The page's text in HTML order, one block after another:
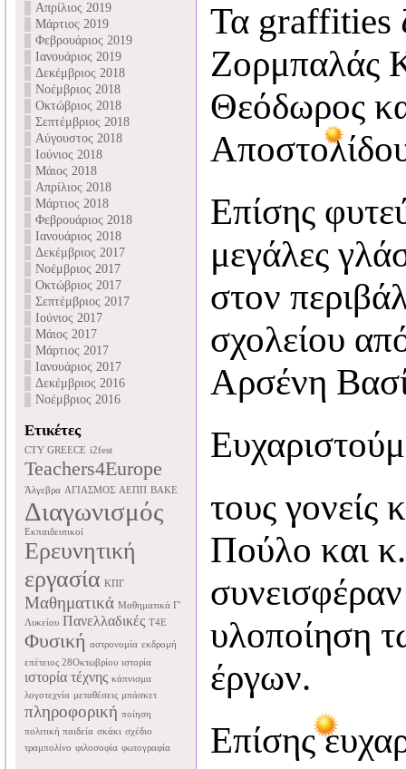
Απρίλιος 2019
Μάρτιος 2019
Φεβρουάριος 2019
Ιανουάριος 2019
Δεκέμβριος 2018
Νοέμβριος 2018
Οκτώβριος 2018
Σεπτέμβριος 2018
Αύγουστος 2018
Ιούνιος 2018
Μάιος 2018
Απρίλιος 2018
Μάρτιος 2018
Φεβρουάριος 2018
Ιανουάριος 2018
Δεκέμβριος 2017
Νοέμβριος 2017
Οκτώβριος 2017
Σεπτέμβριος 2017
Ιούνιος 2017
Μάιος 2017
Μάρτιος 2017
Ιανουάριος 2017
Δεκέμβριος 2016
Νοέμβριος 2016
Ετικέτες
CTY GREECE i2fest
Teachers4Europe
Άλγεβρα ΑΓΙΑΣΜΟΣ ΑΕΠΠ ΒΑΚΕ
Διαγωνισμός
Εκπαιδευτικοί
Ερευνητική
εργασία ΚΠΓ
Μαθηματικά Μαθηματικά Γ'
Λυκείου Πανελλαδικές Τ4Ε
Φυσική αστρονομία εκδρομή
επέτειος 28Οκτωβρίου ιστορία
ιστορία τέχνης κάπνισμα
λογοτεχνία μεταθέσεις μπάσκετ
πληροφορική ποίηση
πολιτική παιδεία σκάκι σχέδιο
τραμπολίνο φιλοσοφία φωτογραφία
Τα graffities
Ζορμπαλάς
Θεόδωρος
Επίσης
μεγάλες
στον
σχολείου
Αρσένη
τους
Πούλο και
υλοποίηση
έργων.
Επίσης